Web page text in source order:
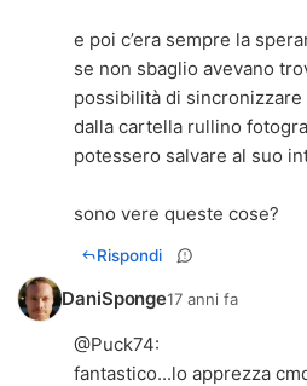
e poi c’era sempre la
se non sbaglio avevano
possibilità di
dalla cartella rullino
potessero salvare al suo
sono vere queste cose?
Rispondi
DaniSponge17 anni fa
@Puck74:
fantastico...lo apprezza